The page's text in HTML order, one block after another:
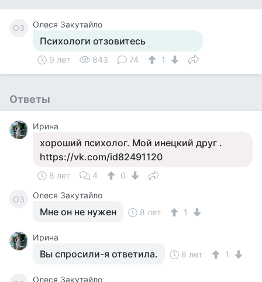
ОЗ Олеся Закутайло
Психологи отзовитесь
9 лет 843 74 1
Ответы
Ирина
хороший психолог. Мой инецкий друг .
https://vk.com/id82491120
8 лет 4 0
ОЗ Олеся Закутайло
Мне он не нужен 8 лет 1
Ирина
Вы спросили-я ответила. 8 лет 1
Олеся Закутайло